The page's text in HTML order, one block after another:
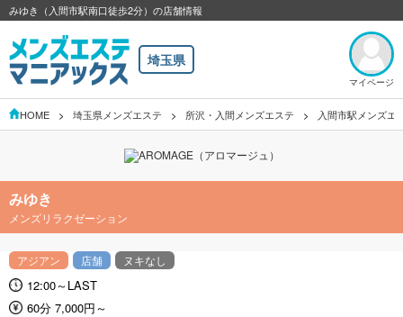
みゆき（入間市駅南口徒歩2分）の店舗情報
埼玉県
マイページ
HOME 埼玉県メンズエステ 所沢・入間メンズエステ 入間市駅メンズエ
みゆき
メンズリラクゼーション
アジアン 店舗 ヌキなし
12:00～LAST
60分 7,000円～